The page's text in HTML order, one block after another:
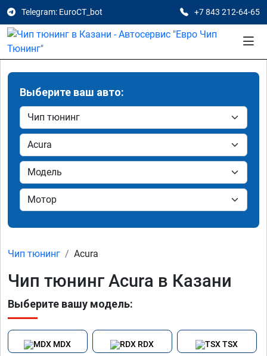
Telegram: EuroCT_bot +7 843 212-64-65
Выберите ваш авто:
Чип тюнинг Acura
Чип тюнинг Acura в Казани
Выберите вашу модель:
MDX RDX TSX